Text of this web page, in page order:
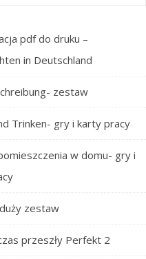
pdf do druku –
in Deutschland
zestaw
Trinken- gry i karty pracy
w domu- gry i
zestaw
przeszły Perfekt 2